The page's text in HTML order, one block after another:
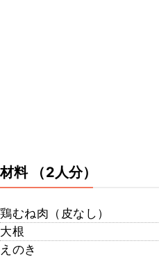
材料 （2人分）
鶏むね肉（皮なし）
大根
えのき